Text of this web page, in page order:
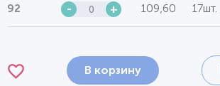
92 - + 109,60 17шт.
В корзину